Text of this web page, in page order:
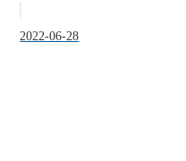
2022-06-28